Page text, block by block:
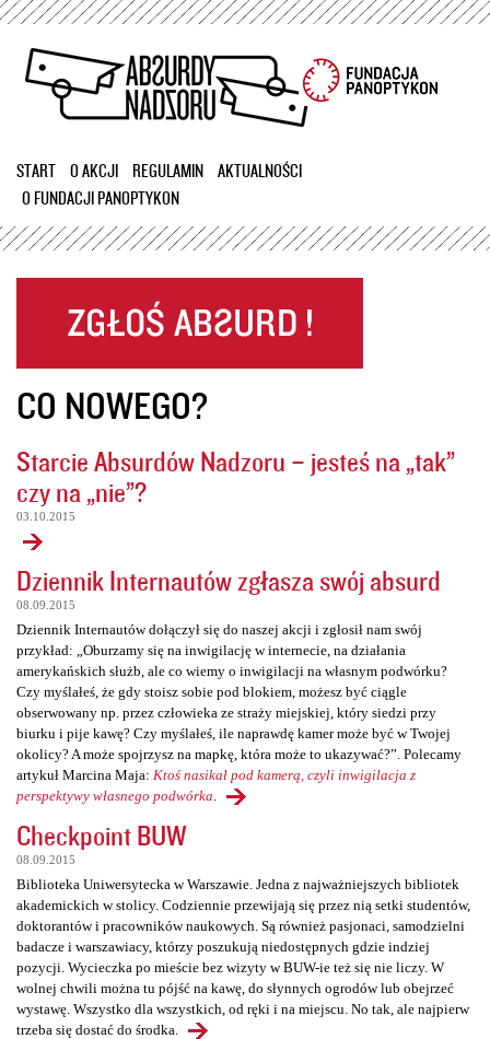
Przejdź
treści
START O AKCJI REGULAMIN
AKTUALNOŚCI
O FUNDACJI PANOPTYKON
CO NOWEGO?
Starcie Absurdów Nadzoru – jesteś na „tak”
czy na „nie”?
03.10.2015
Dziennik Internautów zgłasza swój absurd
08.09.2015
Dziennik Internautów dołączył się do naszej akcji i zgłosił nam swój
przykład: „Oburzamy się na inwigilację w internecie, na działania
amerykańskich służb, ale co wiemy o inwigilacji na własnym podwórku?
Czy myślałeś, że gdy stoisz sobie pod blokiem, możesz być ciągle
obserwowany np. przez człowieka ze straży miejskiej, który siedzi przy
biurku i pije kawę? Czy myślałeś, ile naprawdę kamer może być w Twojej
okolicy? A może spojrzysz na mapkę, która może to ukazywać?”. Polecamy
artykuł Marcina Maja: Ktoś nasikał pod kamerą, czyli inwigilacja z
perspektywy własnego podwórka
Checkpoint BUW
08.09.2015
Biblioteka Uniwersytecka w Warszawie. Jedna z najważniejszych bibliotek
akademickich w stolicy. Codziennie przewijają się przez nią setki studentów,
doktorantów i pracowników naukowych. Są również pasjonaci, samodzielni
badacze i warszawiacy, którzy poszukują niedostępnych gdzie indziej
pozycji. Wycieczka po mieście bez wizyty w BUW-ie też się nie liczy. W
wolnej chwili można tu pójść na kawę, do słynnych ogrodów lub obejrzeć
wystawę. Wszystko dla wszystkich, od ręki i na miejscu. No tak, ale najpierw
trzeba się dostać do środka.